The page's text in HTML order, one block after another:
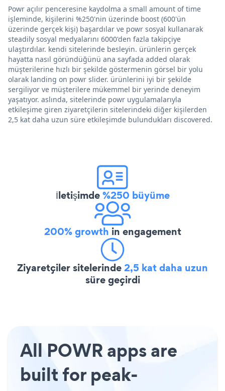
Powr açılır penceresine kaydolma a small amount of time
işleminde, kişilerini %250'nin üzerinde boost (600'ün
üzerinde gerçek kişi) başardılar ve powr sosyal kullanarak
steadily sosyal medyalarını 6000'den fazla takipçiye
ulaştırdılar. kendi sitelerinde besleyin. ürünlerin gerçek
hayatta nasıl göründüğünü ana sayfada added olarak
müşterilerine hızlı bir şekilde göstermenin görsel bir yolu
olarak landing on powr slider. ürünlerini iyi bir şekilde
sergiliyor ve müşterilere mükemmel bir yerinde deneyim
yaşatıyor. aslında, sitelerinde powr uygulamalarıyla
etkileşime giren ziyaretçilerin sitelerindeki diğer kişilerden
2,5 kat daha uzun süre etkileşimde bulundukları discovered.
İletişimde%250 büyüme
200% growth in engagement
Ziyaretçiler sitelerinde2,5 kat daha uzun
süre geçirdi
All POWR apps are
built for peak-